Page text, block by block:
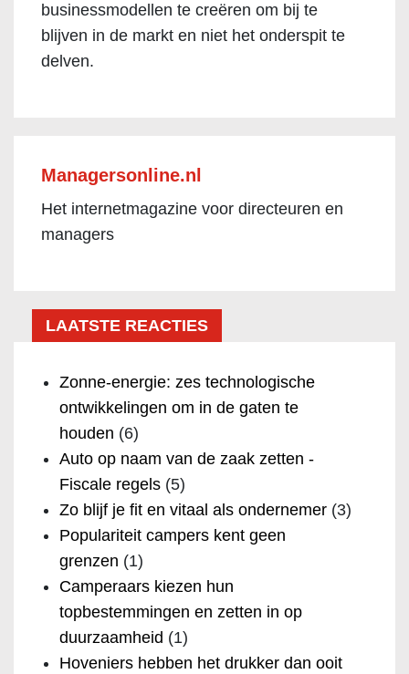
businessmodellen te creëren om bij te
blijven in de markt en niet het onderspit te
delven.
Managersonline.nl
Het internetmagazine voor directeuren en
managers
LAATSTE REACTIES
Zonne-energie: zes technologische
ontwikkelingen om in de gaten te
houden (6)
Auto op naam van de zaak zetten -
Fiscale regels (5)
Zo blijf je fit en vitaal als ondernemer (3)
Populariteit campers kent geen
grenzen (1)
Camperaars kiezen hun
topbestemmingen en zetten in op
duurzaamheid (1)
Hoveniers hebben het drukker dan ooit